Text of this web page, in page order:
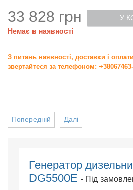
33 828 грн
Немає в наявності
У
З питань наявності, доставки і оплати
звертайтеся за телефоном:
Далі
Попередній
Генератор
DG5500E - Під